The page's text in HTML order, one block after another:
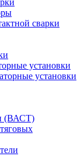
сварки
установки
установки
(ВАСТ)